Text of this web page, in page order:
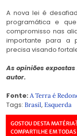
A nova lei é
programática e
compromisso nas
importante para a
precisa visando
As opiniões
autor.
Fonte: A Terra é
Tags: Brasil, Esquerda
GOSTOU DESTA
COMPARTILHE EM TODAS